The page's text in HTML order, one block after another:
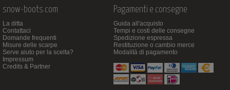
snow-boots.com
La ditta
Contattaci
Domande frequenti
Misure delle scarpe
Serve aiuto per la scelta?
Impressum
Credits & Partner
Pagamenti e consegne
Guida all'acquisto
Tempi e costi delle consegne
Spedizione espressa
Restituzione o cambio merce
Modalità di pagamento